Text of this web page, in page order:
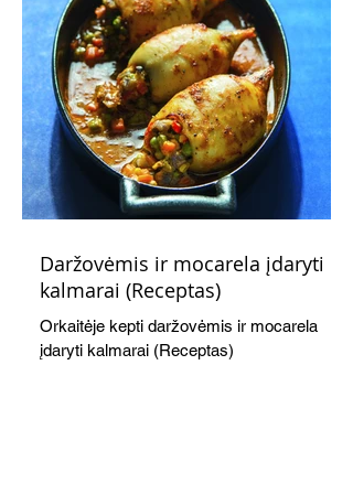
Daržovėmis ir mocarela įdaryti
kalmarai (Receptas)
Orkaitėje kepti daržovėmis ir mocarela
įdaryti kalmarai (Receptas)